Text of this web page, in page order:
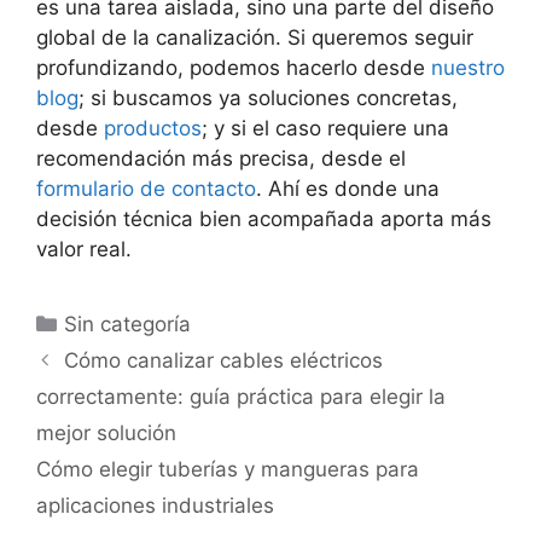
es una tarea aislada, sino una parte del diseño
global de la canalización. Si queremos seguir
profundizando, podemos hacerlo desde nuestro
blog; si buscamos ya soluciones concretas,
desde productos; y si el caso requiere una
recomendación más precisa, desde el
formulario de contacto. Ahí es donde una
decisión técnica bien acompañada aporta más
valor real.
Sin categoría
Cómo canalizar cables eléctricos
correctamente: guía práctica para elegir la
mejor solución
Cómo elegir tuberías y mangueras para
aplicaciones industriales